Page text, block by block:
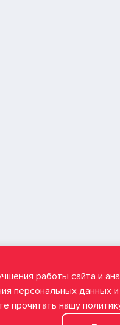
работы сайта и
персональных данных
прочитать нашу